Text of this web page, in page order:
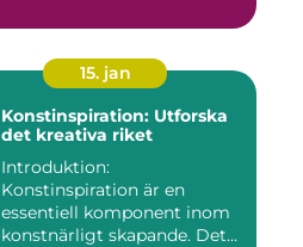
15. jan
Konstinspiration: Utforska
det kreativa riket
Introduktion:
Konstinspiration är en
essentiell komponent inom
konstnärligt skapande. Det